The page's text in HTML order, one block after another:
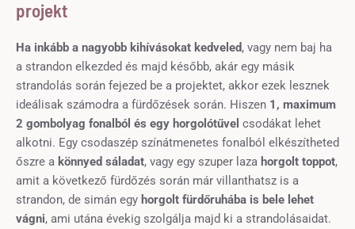
projekt
Ha inkább a nagyobb kihívásokat kedveled, vagy nem baj ha
a strandon elkezded és majd később, akár egy másik
strandolás során fejezed be a projektet, akkor ezek lesznek
ideálisak számodra a fürdőzések során. Hiszen 1, maximum
2 gombolyag fonalból és egy horgolótűvel csodákat lehet
alkotni. Egy csodaszép színátmenetes fonalból elkészítheted
őszre a könnyed sáladat, vagy egy szuper laza horgolt toppot,
amit a következő fürdőzés során már villanthatsz is a
strandon, de simán egy horgolt fürdőruhába is bele lehet
vágni, ami utána évekig szolgálja majd ki a strandolásaidat.